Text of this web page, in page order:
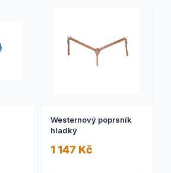
Westernový poprsník
hladký
1 147 Kč